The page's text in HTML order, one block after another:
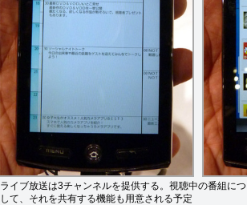
ライブ放送は3チャンネルを提供する。視聴中の番組に
して、それを共有する機能も用意される予定